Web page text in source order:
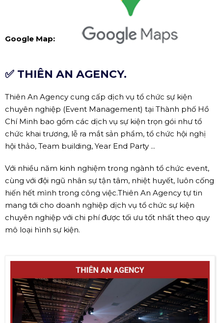
Google Map:
✅ THIÊN AN AGENCY.
Thiên An Agency cung cấp dịch vụ tổ chức sự kiện
chuyên nghiệp (Event Management) tại Thành phố Hồ
Chí Minh bao gồm các dịch vụ sự kiện trọn gói như tổ
chức khai trương, lễ ra mắt sản phẩm, tổ chức hội nghị
hội thảo, Team building, Year End Party ...
Với nhiều năm kinh nghiệm trong ngành tổ chức event,
cùng với đội ngũ nhân sự tận tâm, nhiệt huyết, luôn cống
hiến hết mình trong công việc.Thiên An Agency tự tin
mang tới cho doanh nghiệp dịch vụ tổ chức sự kiện
chuyên nghiệp với chi phí được tối ưu tốt nhất theo quy
mô loại hình sự kiện.